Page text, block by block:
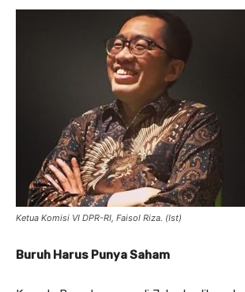
Ketua Komisi VI DPR-RI, Faisol Riza. (Ist)
Buruh Harus Punya Saham